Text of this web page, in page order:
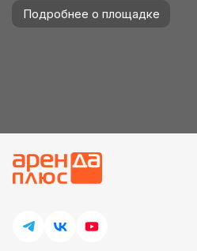
Подробнее о площадке